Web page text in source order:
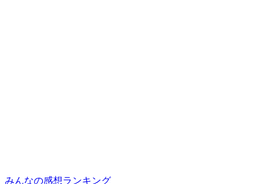
みんなの感想ランキング